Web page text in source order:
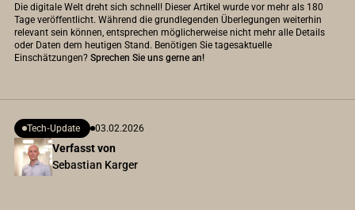
Die digitale Welt dreht sich schnell! Dieser Artikel wurde vor mehr als 180
Tage veröffentlicht. Während die grundlegenden Überlegungen weiterhin
relevant sein können, entsprechen möglicherweise nicht mehr alle Details
oder Daten dem heutigen Stand. Benötigen Sie tagesaktuelle
Einschätzungen? Sprechen Sie uns gerne an!
Verfasst von
Sebastian Karger
Tech-Update 03.02.2026